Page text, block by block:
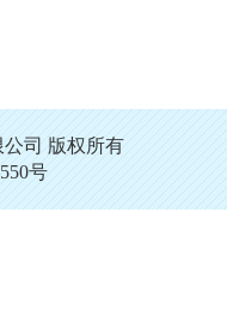
司 版权所有
号